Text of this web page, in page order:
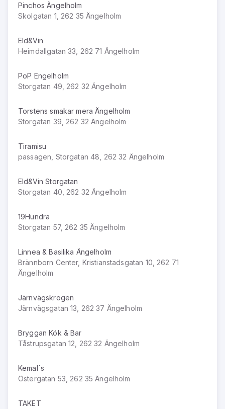
Pinchos Ängelholm
Skolgatan 1, 262 35 Ängelholm
Eld&Vin
Heimdallgatan 33, 262 71 Ängelholm
PoP Engelholm
Storgatan 49, 262 32 Ängelholm
Torstens smakar mera Ängelholm
Storgatan 39, 262 32 Ängelholm
Tiramisu
passagen, Storgatan 48, 262 32 Ängelholm
Eld&Vin Storgatan
Storgatan 40, 262 32 Ängelholm
19Hundra
Storgatan 57, 262 35 Ängelholm
Linnea & Basilika Ängelholm
Brännborn Center, Kristianstadsgatan 10, 262 71
Ängelholm
Järnvägskrogen
Järnvägsgatan 13, 262 37 Ängelholm
Bryggan Kök & Bar
Tåstrupsgatan 12, 262 32 Ängelholm
Kemal´s
Östergatan 53, 262 35 Ängelholm
TAKET